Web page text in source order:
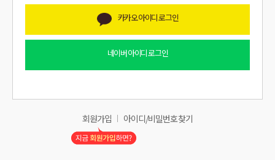
카카오아이디 로그인
네이버아이디 로그인
회원가입 아이디/비밀번호 찾기